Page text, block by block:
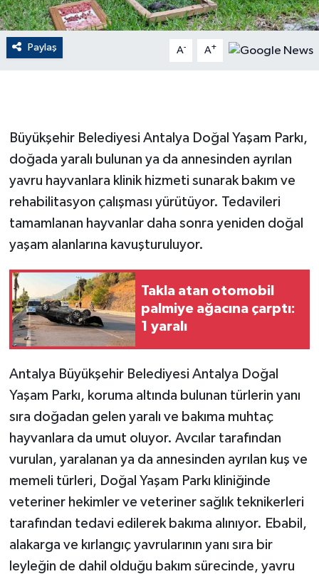
Paylaş A- A+
Büyükşehir Belediyesi Antalya Doğal Yaşam Parkı,
doğada yaralı bulunan ya da annesinden ayrılan
yavru hayvanlara klinik hizmeti sunarak bakım ve
rehabilitasyon çalışması yürütüyor. Tedavileri
tamamlanan hayvanlar daha sonra yeniden doğal
yaşam alanlarına kavuşturuluyor.
Takla atan otomobil
palmiye ağacına çarptı:
1 yaralı
Antalya Büyükşehir Belediyesi Antalya Doğal
Yaşam Parkı, koruma altında bulunan türlerin yanı
sıra doğadan gelen yaralı ve bakıma muhtaç
hayvanlara da umut oluyor. Avcılar tarafından
vurulan, yaralanan ya da annesinden ayrılan kuş ve
memeli türleri, Doğal Yaşam Parkı kliniğinde
veteriner hekimler ve veteriner sağlık teknikerleri
tarafından tedavi edilerek bakıma alınıyor. Ebabil,
alakarga ve kırlangıç yavrularının yanı sıra bir
leyleğin de dahil olduğu bakım sürecinde, yavru
Finans
Flaş Haber
GÜNDEM
Güvenlik
HABERDE İNSAN
İNSAN
İş Dünyası
Jandarma
Kadın
KÜLTÜR SANAT
Otomobil
POLİTİKA
Sağlık